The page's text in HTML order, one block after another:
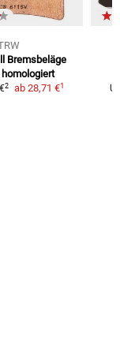
Bremsbeläge
homologiert
2 ab 28,71 €1